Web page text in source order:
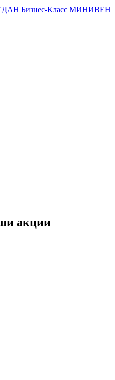
Бизнес-Класс МИНИВЕН
акции